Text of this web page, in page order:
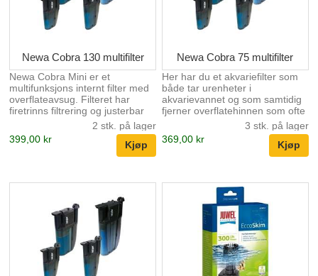
Newa Cobra 130 multifilter
Newa Cobra Mini er et
multifunksjons internt filter med
overflateavsug. Filteret har
firetrinns filtrering og justerbar
flow med fullt dreibart
teleskopisk vannuttak. Motoren
er termobeskyttet og vil ikke
overopphetes. Det er innebygd
mellom 270-540 liter pr. time
Passende akvariestørrelse 60-
130 liter Strømforbruk 5,1W
2 stk. på lager
399,00 kr
Newa Cobra 75 multifilter
Her har du et akvariefilter som
både tar urenheter i
akvarievannet og som samtidig
fjerner overflatehinnen som ofte
legger seg på vannflaten.
Filteret inkluderer et lite
grovfilter, et finfilter og en kurv
med aktivt kull. Newa cobra mini
fra 100-250 liter pr. time Passer
til akvarium mellom 25 til 75 liter.
Dimensjoner 18,8x6x3cm
3 stk. på lager
369,00 kr